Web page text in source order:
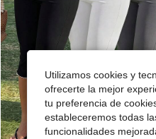
Utilizamos cookies y
ofrecerte la mejor
tu preferencia de
estableceremos todas
funcionalidades